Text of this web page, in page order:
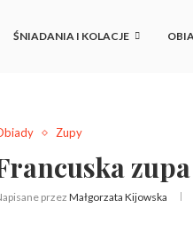
ŚNIADANIA I KOLACJE
Zupy
przez Małgorzata Kijowska